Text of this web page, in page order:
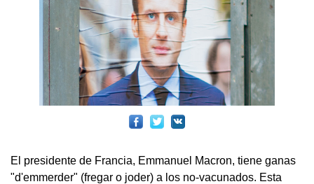
El presidente de Francia, Emmanuel Macron, tiene ganas
"d'emmerder" (fregar o joder) a los no-vacunados. Esta